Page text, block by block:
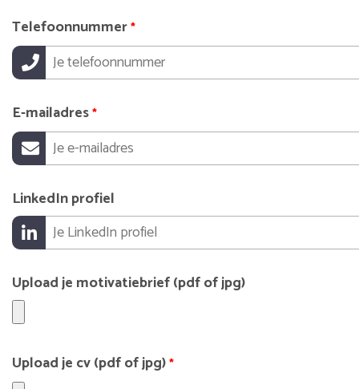
Telefoonnummer*
E-mailadres*
LinkedIn profiel
Upload je motivatiebrief (pdf of jpg)
Upload je cv (pdf of jpg)*